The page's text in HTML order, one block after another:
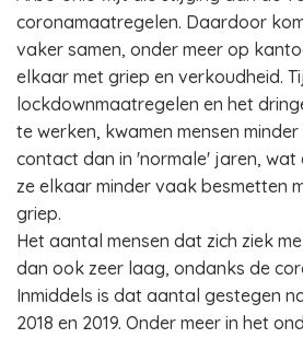
coronamaatregelen. Daardoor
vaker samen, onder meer op
elkaar met griep en verkoudheid.
lockdownmaatregelen en het
te werken, kwamen mensen
contact dan in 'normale' jaren,
ze elkaar minder vaak besmetten
griep.
Het aantal mensen dat zich ziek
dan ook zeer laag, ondanks de
Inmiddels is dat aantal gestegen
2018 en 2019. Onder meer in het